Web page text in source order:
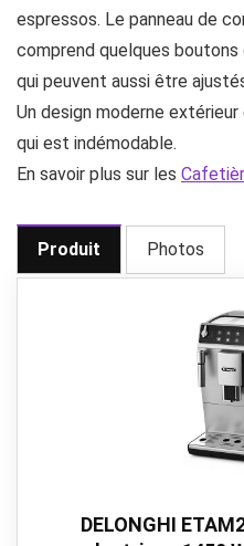
espressos. Le panneau de
comprend quelques
qui peuvent aussi être
Un design moderne
qui est indémodable.
En savoir plus sur les
Produit Photos
DELONGHI